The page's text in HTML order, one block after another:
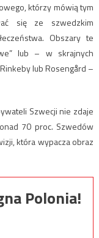
którzy mówią tym
się ze szwedzkim
Obszary te
lub – w skrajnych
lub Rosengård –
Szwecji nie zdaje
70 proc. Szwedów
która wypacza obraz
Polonia!